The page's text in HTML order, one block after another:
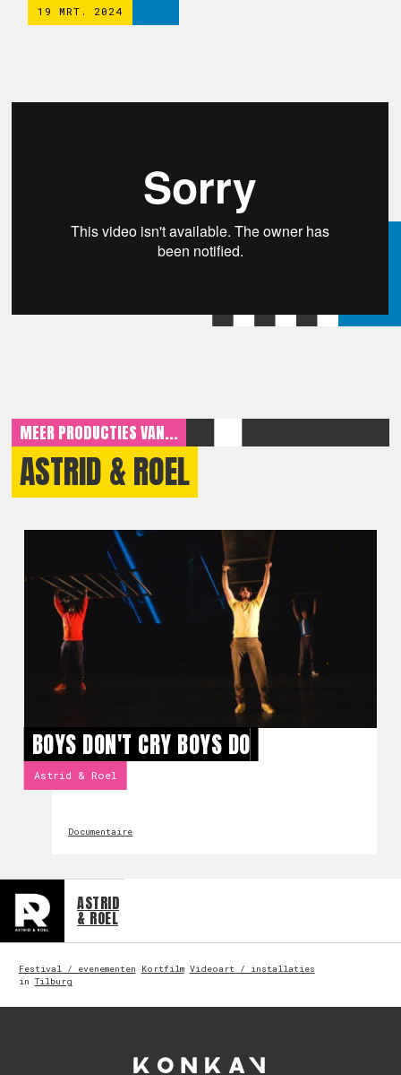
19 MRT. 2024
MEER PRODUCTIES VAN...
ASTRID & ROEL
BOYS DON'T CRY BOYS DO
Astrid & Roel
Documentaire
ASTRID
& ROEL
Festival / evenementen Kortfilm Videoart / installaties
in Tilburg